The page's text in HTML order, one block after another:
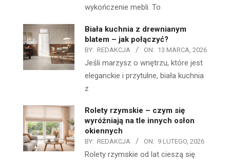
wykończenie mebli. To
Biała kuchnia z drewnianym
blatem – jak połączyć?
BY: REDAKCJA ON: 13 MARCA, 2026
Jeśli marzysz o wnętrzu, które jest
eleganckie i przytulne, biała kuchnia
z
Rolety rzymskie – czym się
wyróżniają na tle innych osłon
okiennych
BY: REDAKCJA ON: 9 LUTEGO, 2026
Rolety rzymskie od lat cieszą się